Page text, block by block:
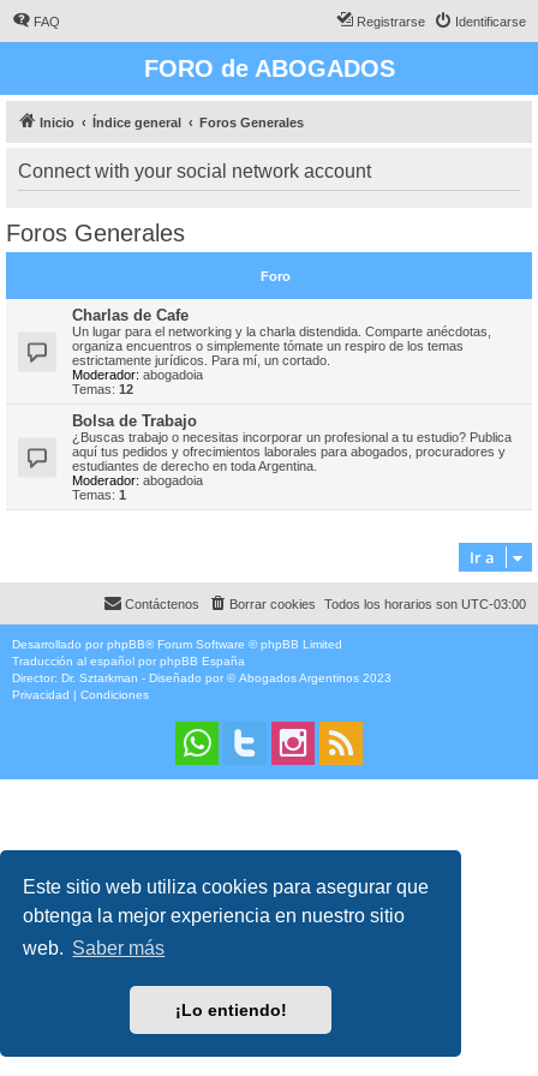
Este sitio web utiliza cookies para asegurar que
obtenga la mejor experiencia en nuestro sitio
web. Saber más
¡Lo entiendo!
FAQ Identificarse
Registrarse
FORO de ABOGADOS
Inicio Índice general Foros Generales
Connect with your social network account
Foros Generales
Foro
Charlas de Cafe
Un lugar para el networking y la charla distendida. Comparte anécdotas,
organiza encuentros o simplemente tómate un respiro de los temas
estrictamente jurídicos. Para mí, un cortado.
Moderador: abogadoia
Temas: 12
Bolsa de Trabajo
¿Buscas trabajo o necesitas incorporar un profesional a tu estudio? Publica
aquí tus pedidos y ofrecimientos laborales para abogados, procuradores y
estudiantes de derecho en toda Argentina.
Moderador: abogadoia
Temas: 1
Ir a
Todos los horarios son UTC-03:00
Borrar cookies
Contáctenos
Desarrollado por phpBB® Forum Software © phpBB Limited
Traducción al español por phpBB España
Director: Dr. Sztarkman - Diseñado por ©Abogados Argentinos 2023
Privacidad | Condiciones